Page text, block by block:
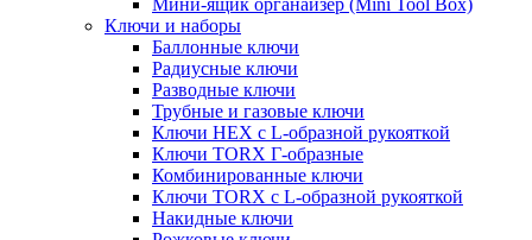
Мини-ящик органайзер (Mini Tool Box)
Ключи и наборы
Баллонные ключи
Радиусные ключи
Разводные ключи
Трубные и газовые ключи
Ключи HEX с L-образной рукояткой
Ключи TORX Г-образные
Комбинированные ключи
Ключи TORX с L-образной рукояткой
Накидные ключи